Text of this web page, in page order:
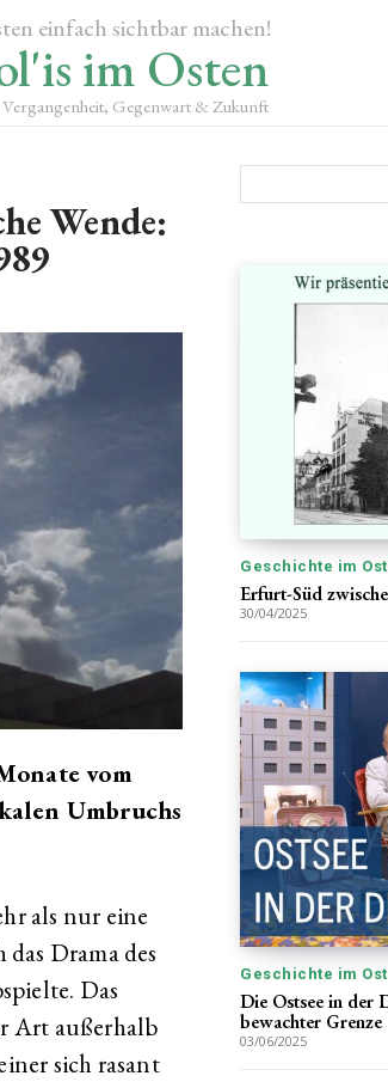
einfach sichtbar machen!
im Osten
Gegenwart & Zukunft
Wende:
vom
Umbruchs
als nur eine
Drama des
Das
Art außerhalb
sich rasant
Geschichte im
Erfurt-Süd
30/04/2025
Geschichte im
Die Ostsee in der
bewachter Grenze
03/06/2025